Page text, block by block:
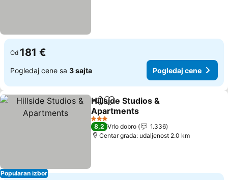
Od 181 €
Pogledaj cene sa 3 sajta Pogledaj cene
Popularan izbor
Deli Dodati u favorite
Hillside Studios &
Apartments
Pogledaj cene
3 Zvezdice
8,2 Vrlo dobro
1.336
Centar grada: udaljenost 2.0 km